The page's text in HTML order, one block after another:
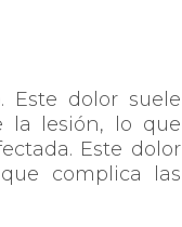
Este dolor suele
la lesión, lo que
Este dolor
complica las